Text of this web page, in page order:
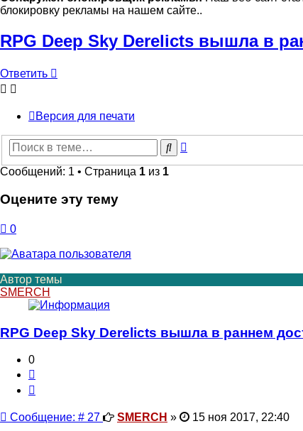
блокировку рекламы на нашем сайте..
RPG Deep Sky Derelicts вышла в
Ответить
Версия для печати
Поиск
Сообщений: 1 • Страница 1 из 1
Оцените эту тему
0
Автор темы
SMERCH
RPG Deep Sky Derelicts вышла в раннем
0
Сообщение: # 27Сообщение
SMERCH » 15 ноя 2017, 22:40